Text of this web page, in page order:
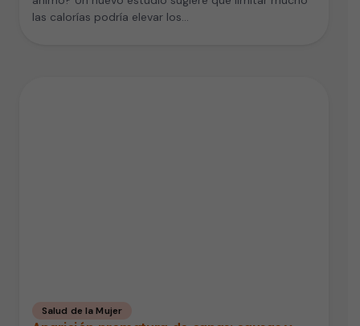
las calorías podría elevar los…
Salud de la Mujer